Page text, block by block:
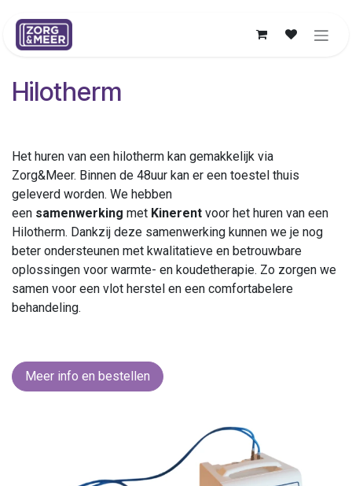
Hilotherm
Het huren van een hilotherm kan gemakkelijk via
Zorg&Meer. Binnen de 48uur kan er een toestel thuis
geleverd worden. We hebben
een samenwerking met Kinerent voor het huren van een
Hilotherm. Dankzij deze samenwerking kunnen we je nog
beter ondersteunen met kwalitatieve en betrouwbare
oplossingen voor warmte- en koudetherapie. Zo zorgen we
samen voor een vlot herstel en een comfortabelere
behandeling.
Meer info en bestellen